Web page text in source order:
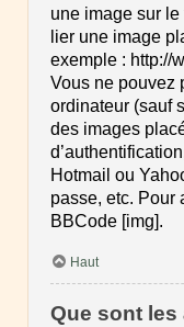
une image sur
lier une image
exemple : http://
Vous ne pouvez
ordinateur (sauf
des images
Hotmail ou
passe, etc. Pour
BBCode [img].
Haut
Que sont